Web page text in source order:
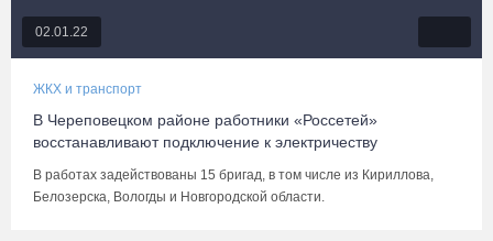
02.01.22
ЖКХ и транспорт
В Череповецком районе работники «Россетей»
восстанавливают подключение к электричеству
В работах задействованы 15 бригад, в том числе из Кириллова,
Белозерска, Вологды и Новгородской области.